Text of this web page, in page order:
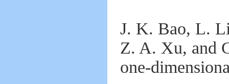
J. K. Bao, L.
Z. A. Xu, and
one-